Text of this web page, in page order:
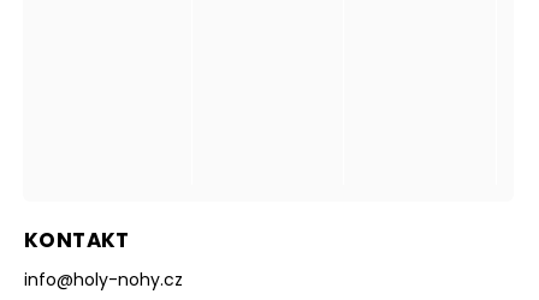
KONTAKT
info@holy-nohy.cz